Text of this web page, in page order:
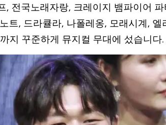
, 전국노래자랑, 크레이지 뱀파이어
트, 드라큘라, 나폴레옹, 모래시계,
지 꾸준하게 뮤지컬 무대에 섰습니다.